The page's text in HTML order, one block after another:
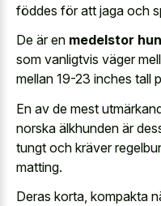
föddes för att jaga och
De är en medelstor
som vanligtvis väger
mellan 19-23 inches tall
En av de mest
norska älkhunden är
tungt och kräver
matting.
Deras korta, kompakta